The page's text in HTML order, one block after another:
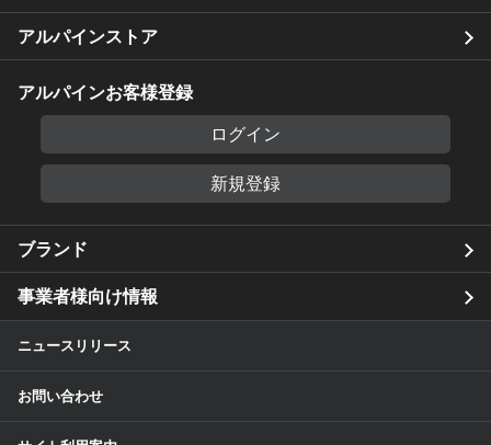
アルパインストア
アルパインお客様登録
ログイン
新規登録
ブランド
事業者様向け情報
ニュースリリース
お問い合わせ